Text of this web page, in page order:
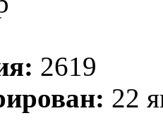
2619
22